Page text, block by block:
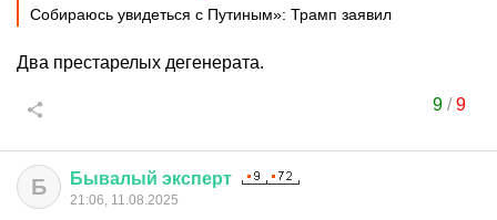
Собираюсь увидеться с Путиным»: Трамп заявил
Два престарелых дегенерата.
9/9
Б Бывалый эксперт
21:06, 11.08.2025